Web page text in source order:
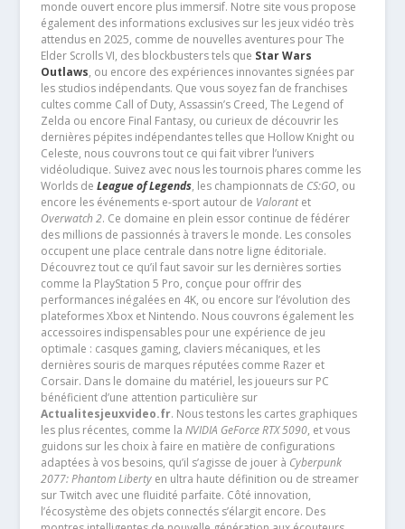
monde ouvert encore plus immersif. Notre site vous propose
également des informations exclusives sur les jeux vidéo très
attendus en 2025, comme de nouvelles aventures pour The
Elder Scrolls VI, des blockbusters tels que Star Wars
Outlaws, ou encore des expériences innovantes signées par
les studios indépendants. Que vous soyez fan de franchises
cultes comme Call of Duty, Assassin’s Creed, The Legend of
Zelda ou encore Final Fantasy, ou curieux de découvrir les
dernières pépites indépendantes telles que Hollow Knight ou
Celeste, nous couvrons tout ce qui fait vibrer l’univers
vidéoludique. Suivez avec nous les tournois phares comme les
Worlds de League of Legends, les championnats de CS:GO, ou
encore les événements e-sport autour de Valorantet
Overwatch 2. Ce domaine en plein essor continue de fédérer
des millions de passionnés à travers le monde. Les consoles
occupent une place centrale dans notre ligne éditoriale.
Découvrez tout ce qu’il faut savoir sur les dernières sorties
comme la PlayStation 5 Pro, conçue pour offrir des
performances inégalées en 4K, ou encore sur l’évolution des
plateformes Xbox et Nintendo. Nous couvrons également les
accessoires indispensables pour une expérience de jeu
optimale : casques gaming, claviers mécaniques, et les
dernières souris de marques réputées comme Razer et
Corsair. Dans le domaine du matériel, les joueurs sur PC
bénéficient d’une attention particulière sur
Actualitesjeuxvideo.fr. Nous testons les cartes graphiques
les plus récentes, comme la NVIDIA GeForce RTX 5090, et vous
guidons sur les choix à faire en matière de configurations
adaptées à vos besoins, qu’il s’agisse de jouer à Cyberpunk
2077: Phantom Libertyen ultra haute définition ou de streamer
sur Twitch avec une fluidité parfaite. Côté innovation,
l’écosystème des objets connectés s’élargit encore. Des